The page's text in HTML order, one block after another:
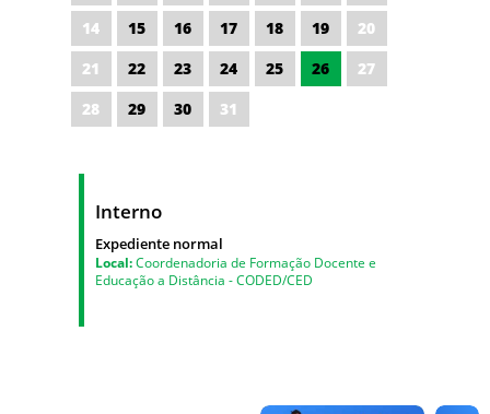
14
15 16 17 18 19
20
21
22 23 24 25 26
27
28
29 30 31
Interno
Expediente normal
Local:Coordenadoria de Formação Docente e
Educação a Distância - CODED/CED